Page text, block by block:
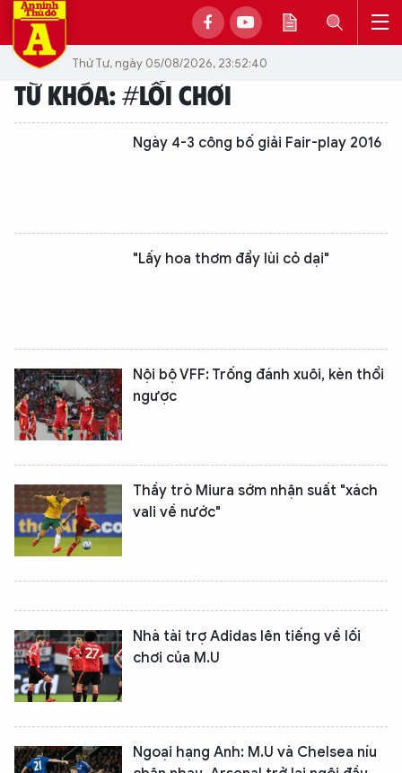
Thứ Tư, ngày 05/08/2026, 23:52:40
TỪ KHÓA: #LỐI CHƠI
Ngày 4-3 công bố giải Fair-play 2016
"Lấy hoa thơm đẩy lùi cỏ dại"
Nội bộ VFF: Trống đánh xuôi, kèn thổi
ngược
Thầy trò Miura sớm nhận suất "xách
vali về nước"
Nhà tài trợ Adidas lên tiếng về lối
chơi của M.U
Ngoại hạng Anh: M.U và Chelsea níu